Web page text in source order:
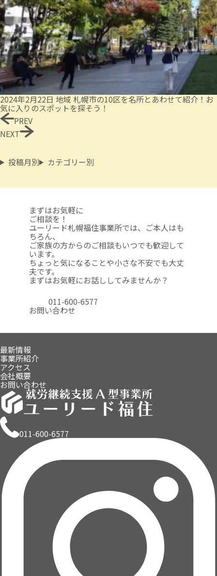
2024年2月22日 地域 札幌市の10区を名所とあわせて紹介！お
気に入りのスポットを探そう！
PREV
NEXT
投稿月別 カテゴリー別
まずはお気軽に
ご相談を！
ユーリード札幌福住事業所では、ご本人はも
ちろん、
ご家族の方からのご相談もいつでも歓迎して
います。
ちょっと気になることや小さな不安でも大丈
夫です。
まずはお気軽にお話ししてみませんか？
011-600-6577
お問い合わせ
最新情報
事業所紹介
アクセス
会社概要
お問い合わせ
011-600-6577